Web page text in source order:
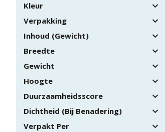
Kleur
Verpakking
Inhoud (Gewicht)
Breedte
Gewicht
Hoogte
Duurzaamheidsscore
Dichtheid (Bij Benadering)
Verpakt Per